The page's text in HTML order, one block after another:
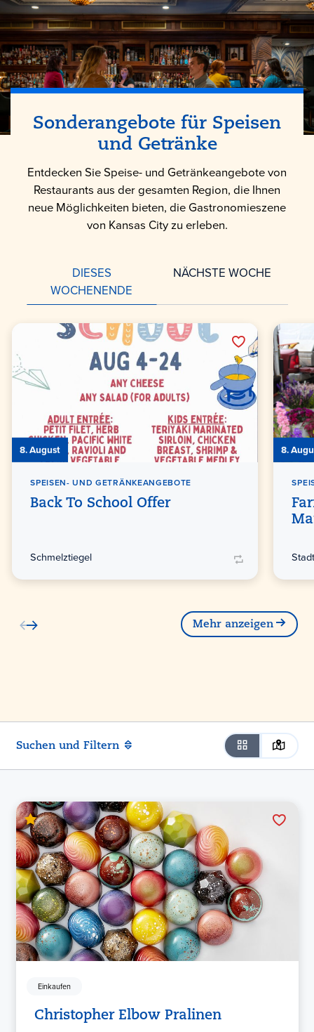
Sonderangebote für Speisen
und Getränke
Entdecken Sie Speise- und Getränkeangebote von
Restaurants aus der gesamten Region, die Ihnen
neue Möglichkeiten bieten, die Gastronomieszene
von Kansas City zu erleben.
DIESES
WOCHENENDE
NÄCHSTE WOCHE
8. August
SPEISEN- UND GETRÄNKEANGEBOTE
Back To School Offer
Schmelztiegel
8.
Mehr anzeigen
Suchen und Filtern
Einkaufen
Christopher Elbow Pralinen